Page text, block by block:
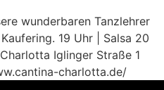
wunderbaren Tanzlehrer
19 Uhr | Salsa 20
Iglinger Straße 1
charlotta.de/